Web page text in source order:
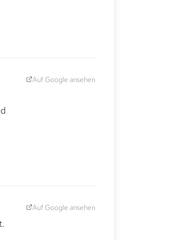
Auf Google ansehen
Auf Google ansehen